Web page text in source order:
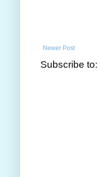
Newer Post
Subscribe to: